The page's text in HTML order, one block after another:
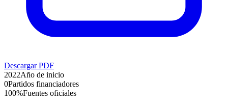
Descargar PDF
2022Año de inicio
0Partidos financiadores
100%Fuentes oficiales